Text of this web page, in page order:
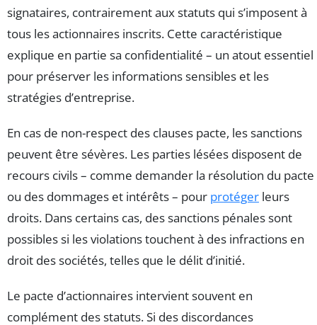
signataires, contrairement aux statuts qui s’imposent à
tous les actionnaires inscrits. Cette caractéristique
explique en partie sa confidentialité – un atout essentiel
pour préserver les informations sensibles et les
stratégies d’entreprise.
En cas de non-respect des clauses pacte, les sanctions
peuvent être sévères. Les parties lésées disposent de
recours civils – comme demander la résolution du pacte
ou des dommages et intérêts – pour protéger leurs
droits. Dans certains cas, des sanctions pénales sont
possibles si les violations touchent à des infractions en
droit des sociétés, telles que le délit d’initié.
Le pacte d’actionnaires intervient souvent en
complément des statuts. Si des discordances